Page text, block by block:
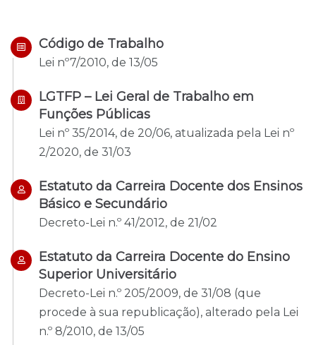
Código de Trabalho
Lei nº7/2010, de 13/05
LGTFP – Lei Geral de Trabalho em
Funções Públicas
Lei nº 35/2014, de 20/06, atualizada pela Lei nº
2/2020, de 31/03
Estatuto da Carreira Docente dos Ensinos
Básico e Secundário
Decreto-Lei n.º 41/2012, de 21/02
Estatuto da Carreira Docente do Ensino
Superior Universitário
Decreto-Lei n.º 205/2009, de 31/08 (que
procede à sua republicação), alterado pela Lei
n.º 8/2010, de 13/05